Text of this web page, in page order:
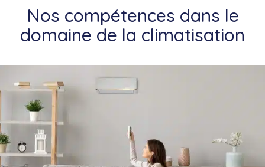
Nos compétences dans le
domaine de la climatisation